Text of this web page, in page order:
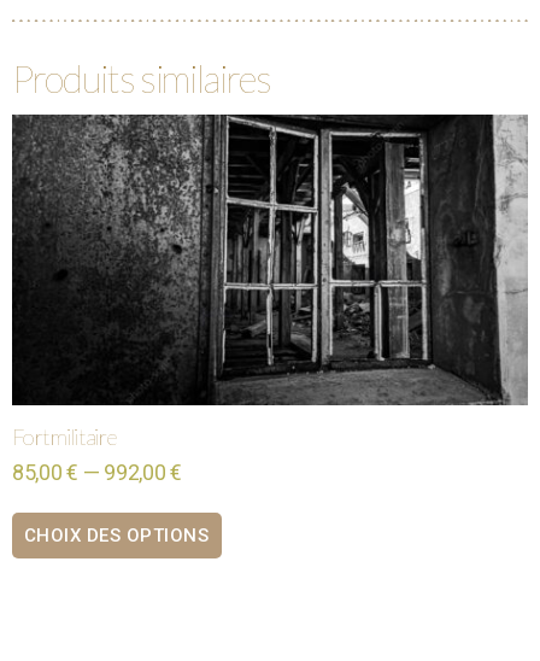
Produits similaires
Fort militaire
85,00 € — 992,00 €
CHOIX DES OPTIONS